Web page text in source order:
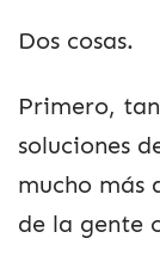
Dos cosas.
Primero,
soluciones
mucho más
de la gente